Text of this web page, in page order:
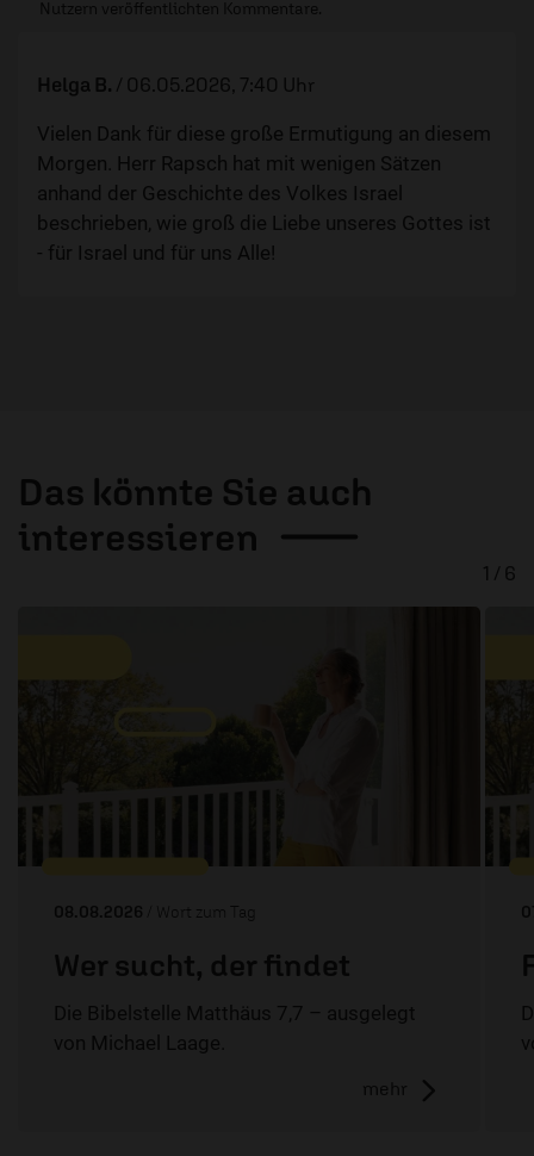
Nutzern veröffentlichten Kommentare.
Helga B. / 06.05.2026, 7:40 Uhr
Vielen Dank für diese große Ermutigung an diesem
Morgen. Herr Rapsch hat mit wenigen Sätzen
anhand der Geschichte des Volkes Israel
beschrieben, wie groß die Liebe unseres Gottes ist
- für Israel und für uns Alle!
Das könnte Sie auch
interessieren
08.08.2026 / Wort zum Tag
Wer sucht, der findet
Die Bibelstelle Matthäus 7,7 – ausgelegt
von Michael Laage.
mehr
1 / 6